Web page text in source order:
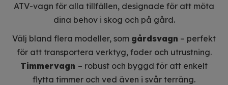
ATV-vagn för alla tillfällen, designade för att möta
dina behov i skog och på gård.
Välj bland flera modeller, som gårdsvagn – perfekt
för att transportera verktyg, foder och utrustning.
Timmervagn – robust och byggd för att enkelt
flytta timmer och ved även i svår terräng.